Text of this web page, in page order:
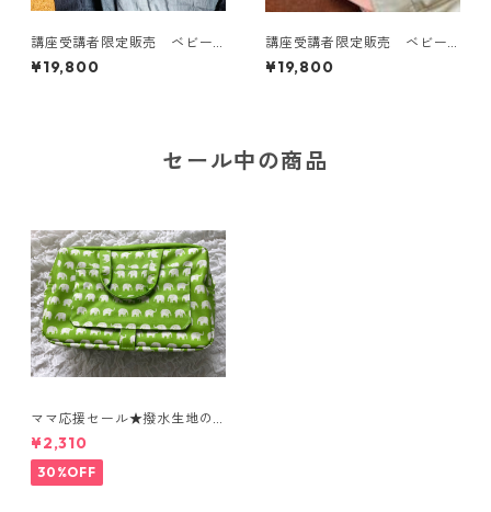
講座受講者限定販売 ベビー
スリング★グラデーション綿1
00％ リング付きスリング
にもおすすめな抱っこ紐！
¥19,800
講座受講者限定販売 ベビー
スリング★コットンバイカラ
ー 綿100％リング付きスリン
や寝かしつけ対策にもおすす
めな抱っこ紐！
¥19,800
セール中の商品
ママ応援セール★撥水生地の
表面は水にも汚れにも強く、
おしりふきがさっと出せる
おしゃれで機能的なおむつポ
ーチ
¥2,310
30%OFF